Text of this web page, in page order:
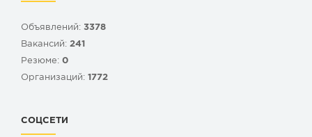
Объявлений: 3378
Вакансий: 241
Резюме: 0
Организаций: 1772
СОЦСЕТИ